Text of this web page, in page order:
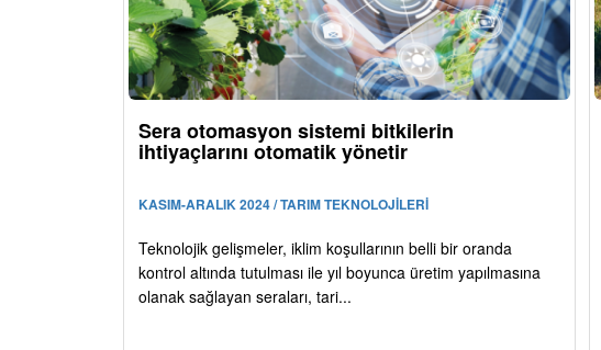
Sera otomasyon sistemi bitkilerin
ihtiyaçlarını otomatik yönetir
KASIM-ARALIK 2024 / TARIM TEKNOLOJİLERİ
Teknolojik gelişmeler, iklim koşullarının belli bir oranda
kontrol altında tutulması ile yıl boyunca üretim yapılmasına
olanak sağlayan seraları, tari...